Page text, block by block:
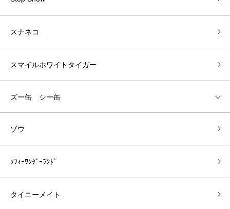
スナネコ
スマイルホワイトタイガー
ズー缶 シー缶
ゾウ
ｿﾌｨｰﾜﾝﾀﾞｰﾗﾝﾄﾞ
タイニーメイト